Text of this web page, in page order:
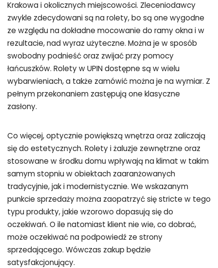
Krakowa i okolicznych miejscowości. Zleceniodawcy
zwykle zdecydowani są na rolety, bo są one wygodne
ze względu na dokładne mocowanie do ramy okna i w
rezultacie, nad wyraz użyteczne. Można je w sposób
swobodny podnieść oraz zwijać przy pomocy
łańcuszków. Rolety w UPIN dostępne są w wielu
wybarwieniach, a także zamówić można je na wymiar. Z
pełnym przekonaniem zastępują one klasyczne
zasłony.
Co więcej, optycznie powiększą wnętrza oraz zaliczają
się do estetycznych. Rolety i żaluzje zewnętrzne oraz
stosowane w środku domu wpływają na klimat w takim
samym stopniu w obiektach zaaranżowanych
tradycyjnie, jak i modernistycznie. We wskazanym
punkcie sprzedaży można zaopatrzyć się stricte w tego
typu produkty, jakie wzorowo dopasują się do
oczekiwań. O ile natomiast klient nie wie, co dobrać,
może oczekiwać na podpowiedź ze strony
sprzedającego. Wówczas zakup będzie
satysfakcjonujący.